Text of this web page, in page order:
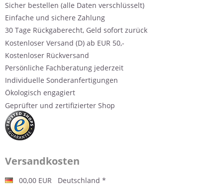
Sicher bestellen (alle Daten verschlüsselt)
Einfache und sichere Zahlung
30 Tage Rückgaberecht, Geld sofort zurück
Kostenloser Versand (D) ab EUR 50,-
Kostenloser Rückversand
Persönliche Fachberatung jederzeit
Individuelle Sonderanfertigungen
Ökologisch engagiert
Geprüfter und zertifizierter Shop
Versandkosten
00,00 EUR Deutschland *